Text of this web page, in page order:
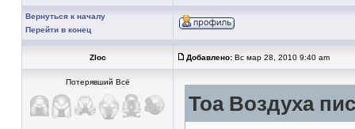
Вернуться к началу
Перейти в конец
Zloc Добавлено: Вс мар 28, 2010 9:40 am
Потерявший Всё
Тоа Воздуха